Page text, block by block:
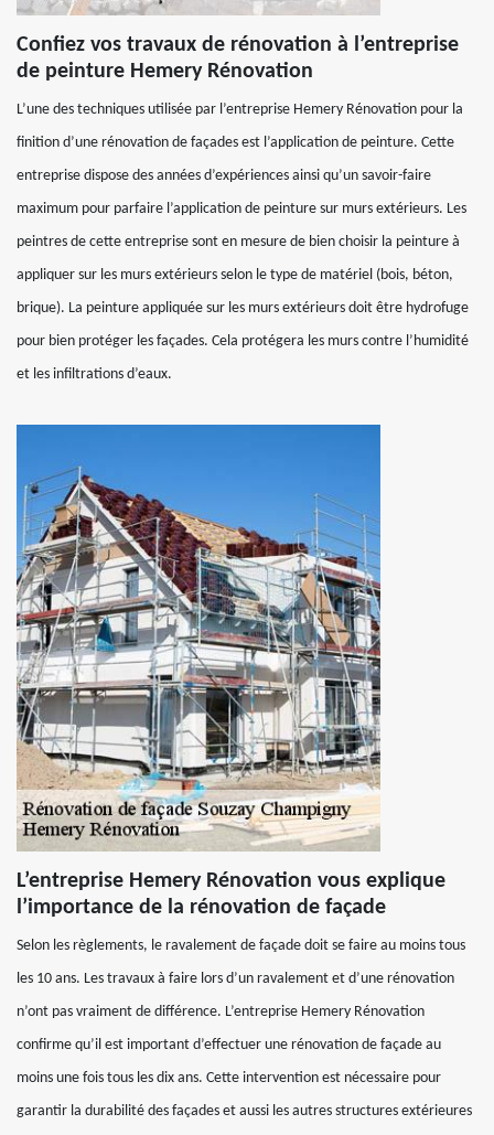
Confiez vos travaux de rénovation à l’entreprise
de peinture Hemery Rénovation
L’une des techniques utilisée par l’entreprise Hemery Rénovation pour la
finition d’une rénovation de façades est l’application de peinture. Cette
entreprise dispose des années d’expériences ainsi qu’un savoir-faire
maximum pour parfaire l’application de peinture sur murs extérieurs. Les
peintres de cette entreprise sont en mesure de bien choisir la peinture à
appliquer sur les murs extérieurs selon le type de matériel (bois, béton,
brique). La peinture appliquée sur les murs extérieurs doit être hydrofuge
pour bien protéger les façades. Cela protégera les murs contre l’humidité
et les infiltrations d’eaux.
L’entreprise Hemery Rénovation vous explique
l’importance de la rénovation de façade
Selon les règlements, le ravalement de façade doit se faire au moins tous
les 10 ans. Les travaux à faire lors d’un ravalement et d’une rénovation
n’ont pas vraiment de différence. L’entreprise Hemery Rénovation
confirme qu’il est important d’effectuer une rénovation de façade au
moins une fois tous les dix ans. Cette intervention est nécessaire pour
garantir la durabilité des façades et aussi les autres structures extérieures